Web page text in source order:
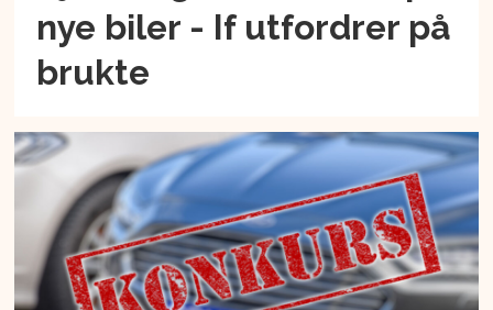
nye biler - If utfordrer på
brukte